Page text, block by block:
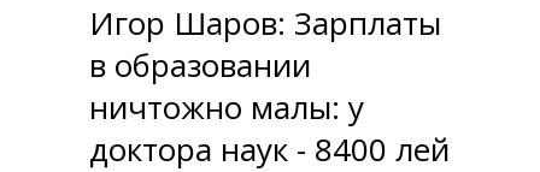
Игор Шаров: Зарплаты
в образовании
ничтожно малы: у
доктора наук - 8400 лей